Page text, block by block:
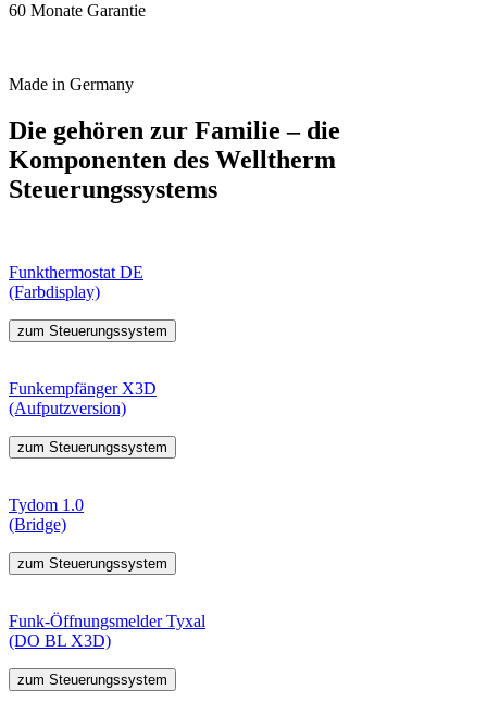
60 Monate Garantie
Made in Germany
Die gehören zur Familie – die
Komponenten des Welltherm
Steuerungssystems
Funkthermostat DE
(Farbdisplay)
zum Steuerungssystem
Funkempfänger X3D
(Aufputzversion)
zum Steuerungssystem
Tydom 1.0
(Bridge)
zum Steuerungssystem
Funk-Öffnungsmelder Tyxal
(DO BL X3D)
zum Steuerungssystem